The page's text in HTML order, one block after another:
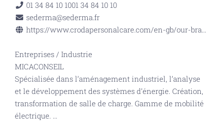
01 34 84 10 1001 34 84 10 10
sederma@sederma.fr
https://www.crodapersonalcare.com/en-gb/our-bra...
Entreprises / Industrie
MICACONSEIL
Spécialisée dans l’aménagement industriel, l’analyse
et le développement des systèmes d’énergie. Création,
transformation de salle de charge. Gamme de mobilité
électrique. ...